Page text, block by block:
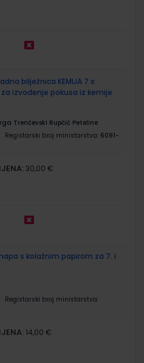
bilježnica KEMIJA 7 s
izvođenje pokusa iz kemije
Trenčevski Rupčić Peteline
Registarski broj ministarstva: 6091-
30,00 €
s kolažnim papirom za 7. i
Registarski broj ministarstva:
14,00 €